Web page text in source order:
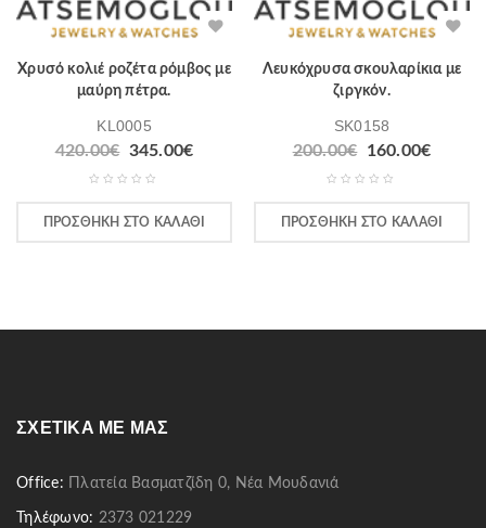
Χρυσό κολιέ ροζέτα ρόμβος με
μαύρη πέτρα.
KL0005
420.00€ 345.00€
ΠΡΟΣΘΉΚΗ ΣΤΟ ΚΑΛΆΘΙ
Λευκόχρυσα σκουλαρίκια με
ζιργκόν.
SK0158
200.00€ 160.00€
ΠΡΟΣΘΉΚΗ ΣΤΟ ΚΑΛΆΘΙ
ΣΧΕΤΙΚΆ ΜΕ ΜΑΣ
Office: Πλατεία Βασματζίδη 0, Νέα Μουδανιά
Τηλέφωνο: 2373 021229